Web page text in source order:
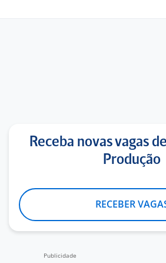
Receba novas vagas
Produção
RECEBER